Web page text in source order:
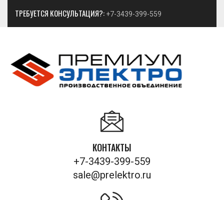
ТРЕБУЕТСЯ КОНСУЛЬТАЦИЯ?: +7-3439-399-559
КОНТАКТЫ
+7-3439-399-559
sale@prelektro.ru